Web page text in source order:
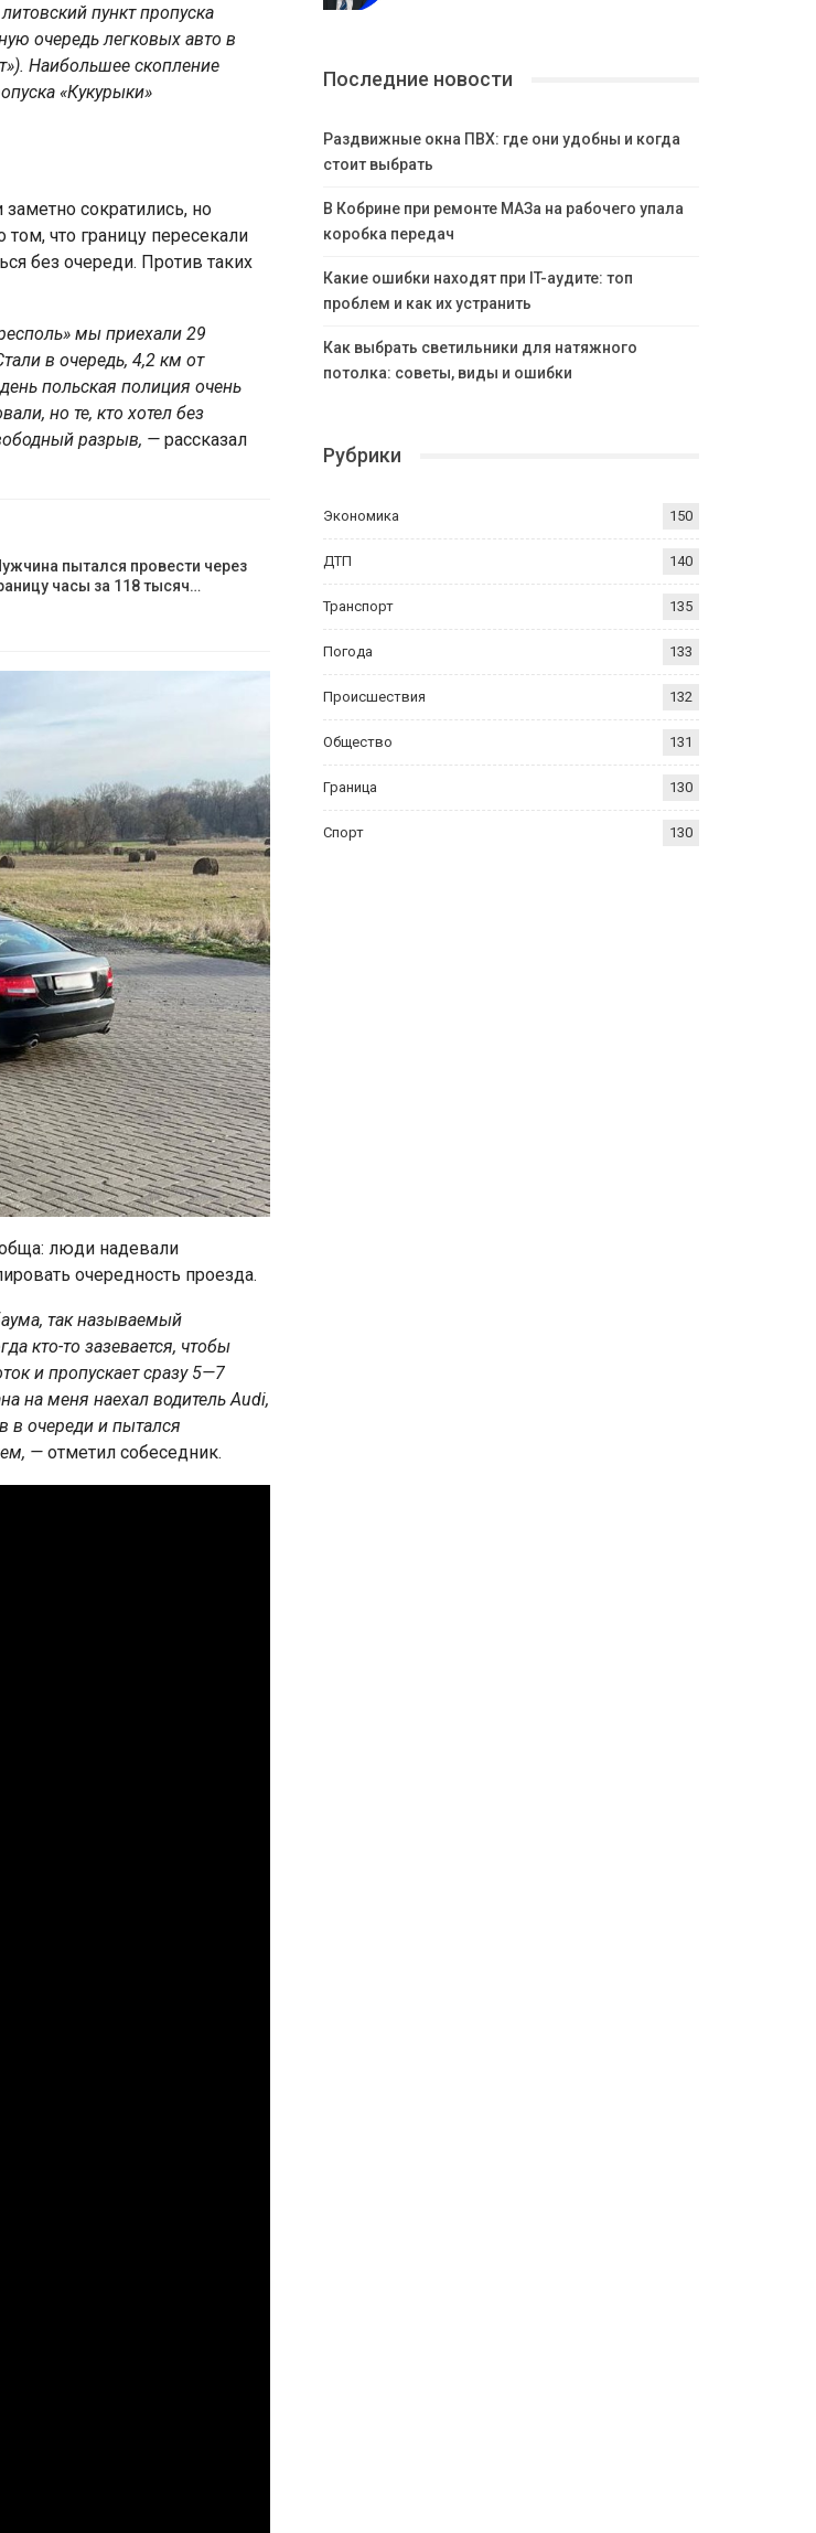
пункт пропуска
очередь легковых авто в
Наибольшее скопление
«Кукурыки»
сократились, но
что границу пересекали
без очереди. Против таких
мы приехали 29
в очередь, 4,2 км от
польская полиция очень
но те, кто хотел без
разрыв, — рассказал
пытался провести через
часы за 118 тысяч…
люди надевали
очередность проезда.
так называемый
кто-то зазевается, чтобы
и пропускает сразу 5—7
на меня наехал водитель Audi,
в очереди и пытался
— отметил собеседник.
Последние новости
Раздвижные окна ПВХ: где они удобны и когда
стоит выбрать
В Кобрине при ремонте МАЗа на рабочего упала
коробка передач
Какие ошибки находят при IT-аудите: топ
проблем и как их устранить
Как выбрать светильники для натяжного
потолка: советы, виды и ошибки
Рубрики
Экономика 150
ДТП 140
Транспорт 135
Погода 133
Происшествия 132
Общество 131
Граница 130
Спорт 130